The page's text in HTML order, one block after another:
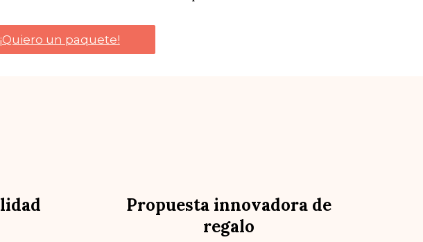
¡Quiero un paquete!
Propuesta innovadora de
regalo